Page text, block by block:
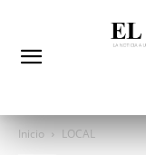
Inicio LOCAL